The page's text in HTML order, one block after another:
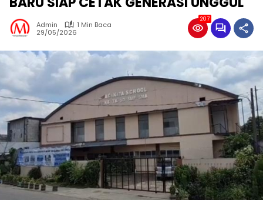
Admin
1 Min Baca
29/05/2026
207